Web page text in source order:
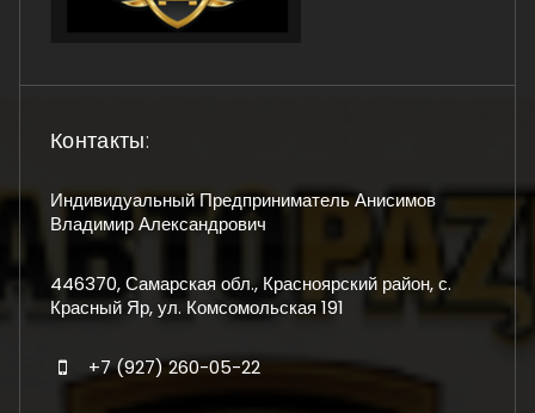
Контакты:
Индивидуальный Предприниматель Анисимов
Владимир Александрович
446370, Самарская обл., Красноярский район, с.
Красный Яр, ул. Комсомольская 191
+7 (927) 260-05-22